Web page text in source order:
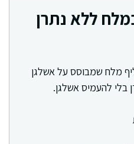
ללא נתרן
מלח שמבוסס על אשלגן
בלי להעמיס אשלגן.